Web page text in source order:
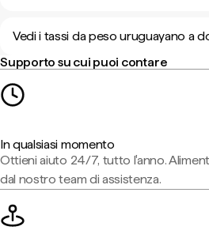
Vedi i tassi da peso uruguayano a
Supporto su cui puoi contare
In qualsiasi momento
Ottieni aiuto 24/7, tutto l'anno.
dal nostro team di assistenza.